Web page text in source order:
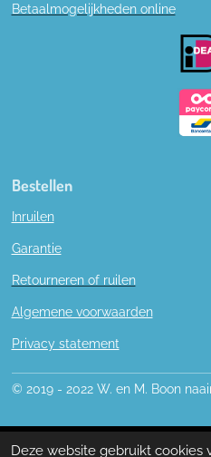
Deze website gebruikt cookies
o
Betaalmogelijkheden online
Bestellen
Inruilen
Garantie
Retourneren of ruilen
Algemene voorwaarden
Privacy statement
© 2019 - 2022 W. en M. Boon